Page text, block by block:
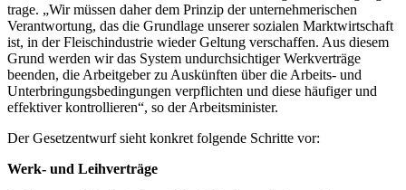
trage. „Wir müssen daher dem Prinzip der unternehmerischen
Verantwortung, das die Grundlage unserer sozialen Marktwirtschaft
ist, in der Fleischindustrie wieder Geltung verschaffen. Aus diesem
Grund werden wir das System undurchsichtiger Werkverträge
beenden, die Arbeitgeber zu Auskünften über die Arbeits- und
Unterbringungsbedingungen verpflichten und diese häufiger und
effektiver kontrollieren“, so der Arbeitsminister.
Der Gesetzentwurf sieht konkret folgende Schritte vor:
Werk- und Leihverträge